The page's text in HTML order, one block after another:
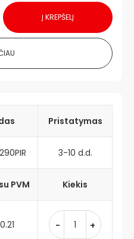
Į KREPŠELĮ
Pristatymas
3-10 d.d.
PVM Kiekis
- +